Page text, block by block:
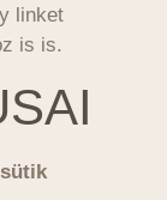
linket
is is.